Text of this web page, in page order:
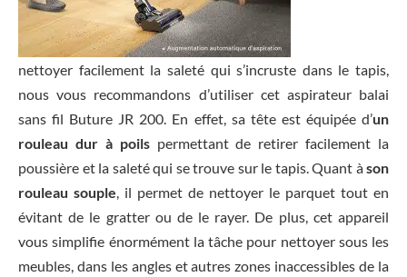
nettoyer facilement la saleté qui s’incruste dans le tapis,
nous vous recommandons d’utiliser cet aspirateur balai
sans fil Buture JR 200. En effet, sa tête est équipée d’un
rouleau dur à poilspermettant de retirer facilement la
poussière et la saleté qui se trouve sur le tapis. Quant àson
rouleau souple, il permet de nettoyer le parquet tout en
évitant de le gratter ou de le rayer. De plus, cet appareil
vous simplifie énormément la tâche pour nettoyer sous les
meubles, dans les angles et autres zones inaccessibles de la